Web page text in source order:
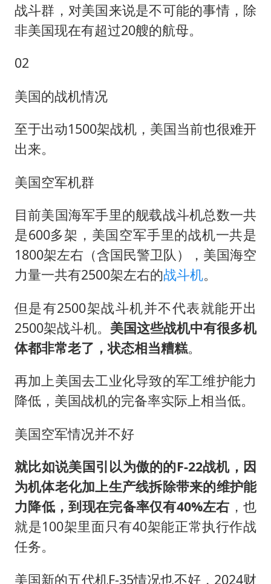
战斗群，对美国来说是不可能的事情，除
非美国现在有超过20艘的航母。
02
美国的战机情况
至于出动1500架战机，美国当前也很难开
出来。
美国空军机群
目前美国海军手里的舰载战斗机总数一共
是600多架，美国空军手里的战机一共是
1800架左右（含国民警卫队），美国海空
力量一共有2500架左右的战斗机。
但是有2500架战斗机并不代表就能开出
2500架战斗机。 美国这些战机中有很多机
体都非常老了，状态相当糟糕。
再加上美国去工业化导致的军工维护能力
降低，美国战机的完备率实际上相当低。
美国空军情况并不好
就比如说美国引以为傲的的F-22战机，因
为机体老化加上生产线拆除带来的维护能
力降低，到现在完备率仅有40%左右 ，也
就是100架里面只有40架能正常执行作战
任务。
美国新的五代机F-35情况也不好，2024财